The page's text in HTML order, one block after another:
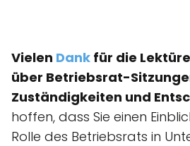
Vielen Dank für die
über Betriebsrat-
Zuständigkeiten und
hoffen, dass Sie einen
Rolle des Betriebsrats in